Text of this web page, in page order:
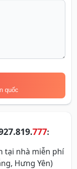
quốc
777:
tại nhà miễn phí
Hưng Yên)